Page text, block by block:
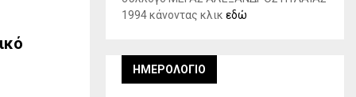
1994 κάνοντας κλικ εδώ
ΗΜΕΡΟΛΌΓΙΟ